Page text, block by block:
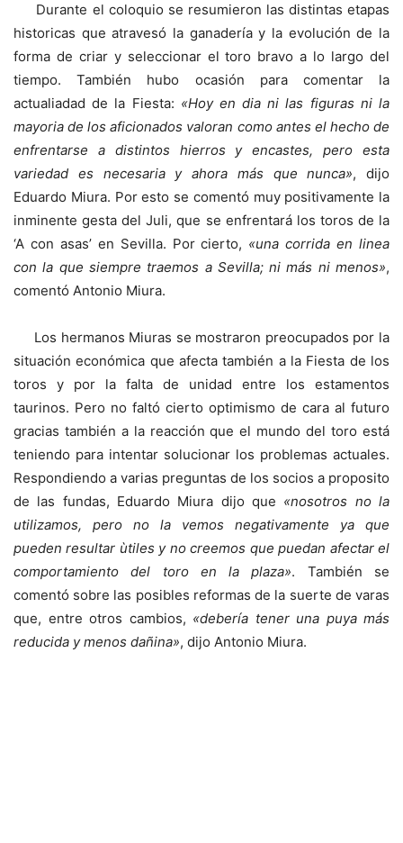
Durante el coloquio se resumieron las distintas etapas
historicas que atravesó la ganadería y la evolución de la
forma de criar y seleccionar el toro bravo a lo largo del
tiempo. También hubo ocasión para comentar la
actualiadad de la Fiesta: «Hoy en dia ni las figuras ni la
mayoria de los aficionados valoran como antes el hecho de
enfrentarse a distintos hierros y encastes, pero esta
variedad es necesaria y ahora más que nunca», dijo
Eduardo Miura. Por esto se comentó muy positivamente la
inminente gesta del Juli, que se enfrentará los toros de la
‘A con asas’ en Sevilla. Por cierto, «una corrida en linea
con la que siempre traemos a Sevilla; ni más ni menos»,
comentó Antonio Miura.
Los hermanos Miuras se mostraron preocupados por la
situación económica que afecta también a la Fiesta de los
toros y por la falta de unidad entre los estamentos
taurinos. Pero no faltó cierto optimismo de cara al futuro
gracias también a la reacción que el mundo del toro está
teniendo para intentar solucionar los problemas actuales.
Respondiendo a varias preguntas de los socios a proposito
de las fundas, Eduardo Miura dijo que «nosotros no la
utilizamos, pero no la vemos negativamente ya que
pueden resultar ùtiles y no creemos que puedan afectar el
comportamiento del toro en la plaza». También se
comentó sobre las posibles reformas de la suerte de varas
que, entre otros cambios, «debería tener una puya más
reducida y menos dañina», dijo Antonio Miura.